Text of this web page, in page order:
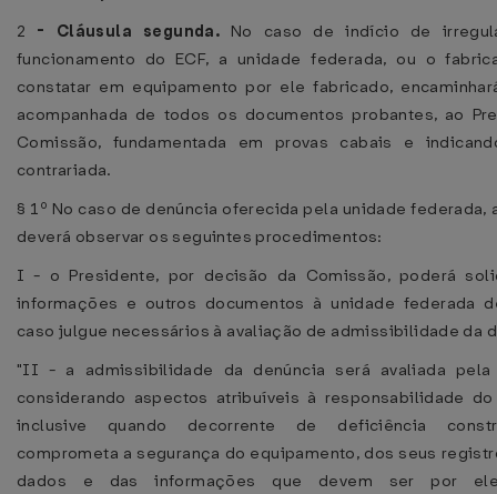
2 - Cláusula segunda. No caso de indício de
funcionamento do ECF, a unidade federada, ou o
constatar em equipamento por ele fabricado,
acompanhada de todos os documentos probantes, ao
Comissão, fundamentada em provas cabais e
contrariada.
§ 1º No caso de denúncia oferecida pela unidade federada,
deverá observar os seguintes procedimentos:
I - o Presidente, por decisão da Comissão, poderá
informações e outros documentos à unidade federada
caso julgue necessários à avaliação de admissibilidade da
"II - a admissibilidade da denúncia será avaliada pela
considerando aspectos atribuíveis à responsabilidade
inclusive quando decorrente de deficiência
comprometa a segurança do equipamento, dos seus
dados e das informações que devem ser por